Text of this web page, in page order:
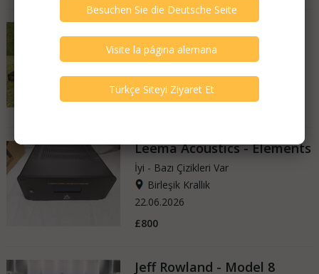
İyi - Bazı Çizikleri Var
Almanya
27.06.2026
1.899 €
Leema Acoustics - Elements
İyi - Bazı Çizikleri Var
Birleşik Krallık
22.06.2026
£800
Jeff Rowland - Model 8